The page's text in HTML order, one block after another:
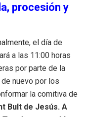
procesión y
el día de
a las 11:00 horas
por parte de la
nuevo por los
la comitiva de
Bult de Jesús. A